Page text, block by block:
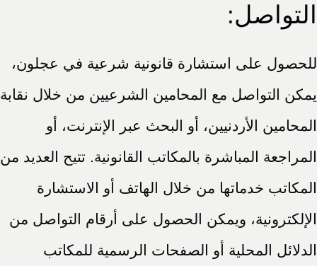
التواصل:
للحصول على استشارة قانونية شرعية في عجلون،
يمكن التواصل مع المحامين الشرعيين من خلال نقابة
المحامين الأردنيين، أو البحث عبر الإنترنت، أو
المراجعة المباشرة بالمكاتب القانونية. تتيح العديد من
المكاتب خدماتها من خلال الهاتف أو الاستشارة
الإلكترونية، ويمكن الحصول على أرقام التواصل من
الدلائل المحلية أو الصفحات الرسمية للمكاتب